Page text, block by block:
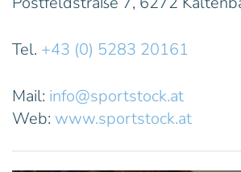
Tel. +43 (0) 5283 20161
Mail: info@sportstock.at
Web: www.sportstock.at